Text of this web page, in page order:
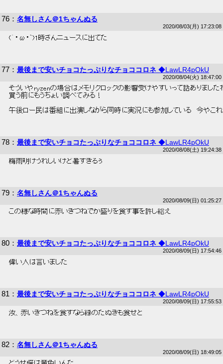
76 ： 名無しさん＠1ちゃんぬる
2020/08/03(月) 17:23:08
(´・ω・`)1時さんニュースに出てた
77 ： 最後まで安いチョコたっぷりなチョココロネ ◆LawLR4pOkU
2020/08/04(火) 18:47:00
そういやryzenの場合はメモリクロックの影響受けやすいって話ありまし
買う前にもうちょい調べてみる！
午後ロー民は番組に出演しながら同時に実況にも参加している　今やこ
78 ： 最後まで安いチョコたっぷりなチョココロネ ◆LawLR4pOkU
2020/08/08(土) 19:24:38
梅雨明けうれしいけど暑すぎるぅ
79 ： 名無しさん＠1ちゃんぬる
2020/08/09(日) 01:25:27
この様な時間に赤いきつねでか盛りを食す事を許し給え
80 ： 最後まで安いチョコたっぷりなチョココロネ ◆LawLR4pOkU
2020/08/09(日) 17:54:46
偉い人は言いました
81 ： 最後まで安いチョコたっぷりなチョココロネ ◆LawLR4pOkU
2020/08/09(日) 17:55:53
汝、赤いきつねを食すなら緑のたぬきも食せと
82 ： 名無しさん＠1ちゃんぬる
2020/08/09(日) 18:49:05